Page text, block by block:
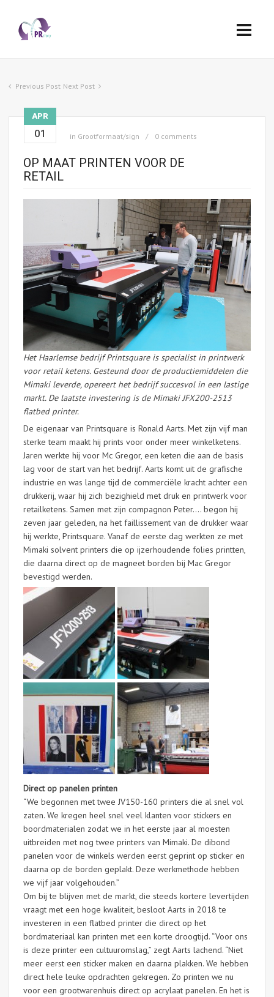
Previous Post Next Post
APR
01 in Grootformaat/sign 0 comments
OP MAAT PRINTEN VOOR DE
RETAIL
Het Haarlemse bedrijf Printsquare is specialist in printwerk
voor retail ketens. Gesteund door de productiemiddelen die
Mimaki leverde, opereert het bedrijf succesvol in een lastige
markt. De laatste investering is de Mimaki JFX200-2513
flatbed printer.
De eigenaar van Printsquare is Ronald Aarts. Met zijn vijf man
sterke team maakt hij prints voor onder meer winkelketens.
Jaren werkte hij voor Mc Gregor, een keten die aan de basis
lag voor de start van het bedrijf. Aarts komt uit de grafische
industrie en was lange tijd de commerciële kracht achter een
drukkerij, waar hij zich bezighield met druk en printwerk voor
retailketens. Samen met zijn compagnon Peter…. begon hij
zeven jaar geleden, na het faillissement van de drukker waar
hij werkte, Printsquare. Vanaf de eerste dag werkten ze met
Mimaki solvent printers die op ijzerhoudende folies printten,
die daarna direct op de magneet borden bij Mac Gregor
bevestigd werden.
Direct op panelen printen
“We begonnen met twee JV150-160 printers die al snel vol
zaten. We kregen heel snel veel klanten voor stickers en
boordmaterialen zodat we in het eerste jaar al moesten
uitbreiden met nog twee printers van Mimaki. De dibond
panelen voor de winkels werden eerst geprint op sticker en
daarna op de borden geplakt. Deze werkmethode hebben
we vijf jaar volgehouden.”
Om bij te blijven met de markt, die steeds kortere levertijden
vraagt met een hoge kwaliteit, besloot Aarts in 2018 te
investeren in een flatbed printer die direct op het
bordmateriaal kan printen met een korte droogtijd. “Voor ons
is deze printer een cultuuromslag,” zegt Aarts lachend. “Niet
meer eerst een sticker maken en daarna plakken. We hebben
direct hele leuke opdrachten gekregen. Zo printen we nu
voor een grootwarenhuis direct op acrylaat panelen. En het is